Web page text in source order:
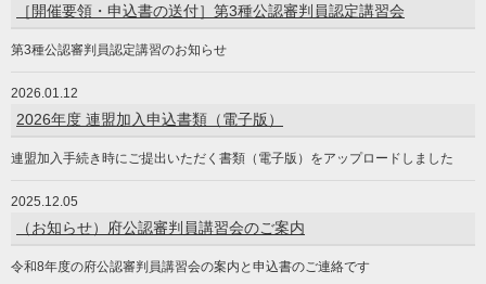
［開催要領・申込書の送付］第3種公認審判員認定講習会
第3種公認審判員認定講習のお知らせ
2026.01.12
2026年度 連盟加入申込書類（電子版）
連盟加入手続き時にご提出いただく書類（電子版）をアップロードしました
2025.12.05
（お知らせ）府公認審判員講習会のご案内
令和8年度の府公認審判員講習会の案内と申込書のご連絡です